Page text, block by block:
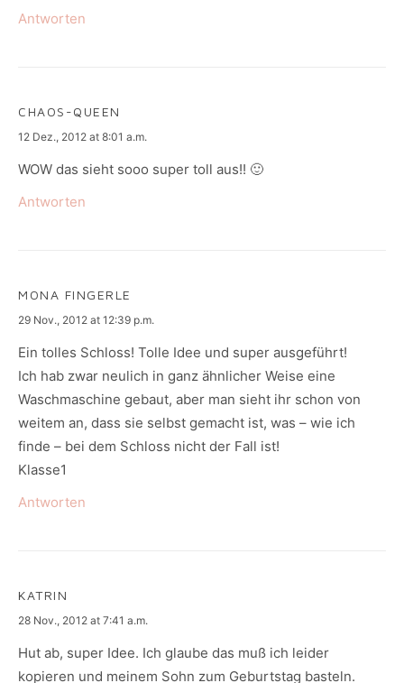
Antworten
CHAOS-QUEEN
says:
12 Dez., 2012 at 8:01 a.m.
WOW das sieht sooo super toll aus!! 🙂
Antworten
MONA FINGERLE
says:
29 Nov., 2012 at 12:39 p.m.
Ein tolles Schloss! Tolle Idee und super ausgeführt!
Ich hab zwar neulich in ganz ähnlicher Weise eine
Waschmaschine gebaut, aber man sieht ihr schon von
weitem an, dass sie selbst gemacht ist, was – wie ich
finde – bei dem Schloss nicht der Fall ist!
Klasse1
Antworten
KATRIN
says:
28 Nov., 2012 at 7:41 a.m.
Hut ab, super Idee. Ich glaube das muß ich leider
kopieren und meinem Sohn zum Geburtstag basteln.